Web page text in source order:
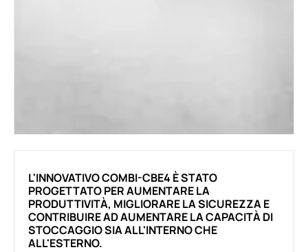
L'INNOVATIVO COMBI-CBE4 È STATO
PROGETTATO PER AUMENTARE LA
PRODUTTIVITÀ, MIGLIORARE LA SICUREZZA E
CONTRIBUIRE AD AUMENTARE LA CAPACITÀ DI
STOCCAGGIO SIA ALL'INTERNO CHE
ALL'ESTERNO.